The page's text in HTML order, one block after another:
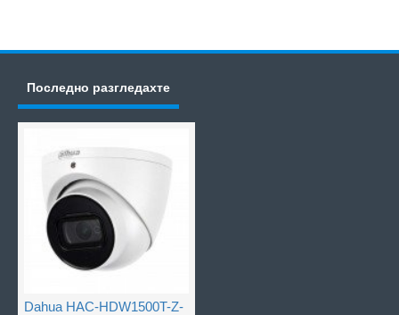
Последно разгледахте
Dahua HAC-HDW1500T-Z-